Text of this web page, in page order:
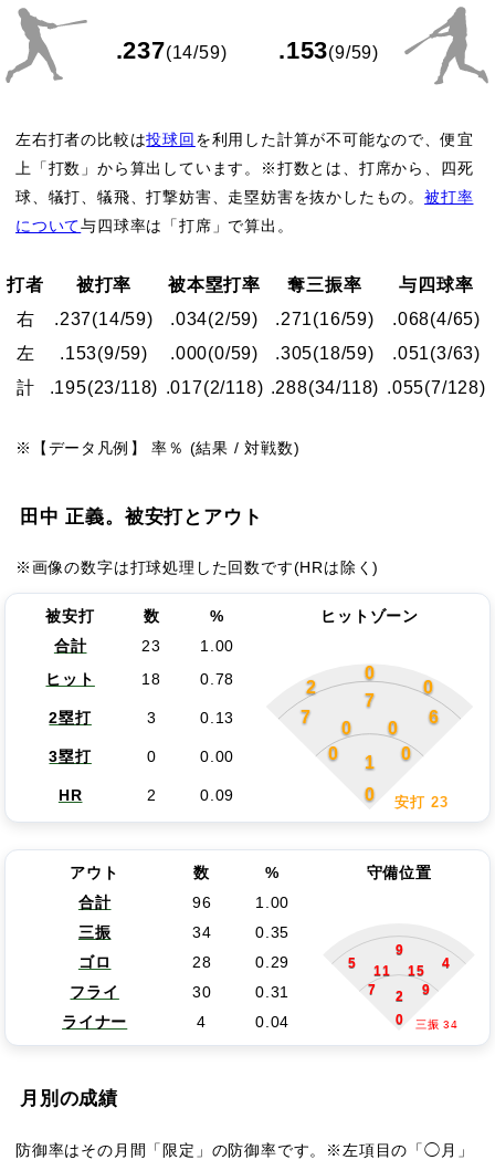
.237(14/59) .153(9/59)
左右打者の比較は投球回 を利用した計算が不可能なので、便宜
上「打数」から算出しています。※打数とは、打席から、四死
球、犠打、犠飛、打撃妨害、走塁妨害を抜かしたもの。被打率
について与四球率は「打席」で算出。
打者 被打率 被本塁打率 奪三振率
与四球率
右
.237(14/59) .034(2/59) .271(16/59) .068(4/65)
左
.153(9/59) .000(0/59) .305(18/59) .051(3/63)
計
.195(23/118) .017(2/118) .288(34/118) .055(7/128)
※【データ凡例】 率％ (結果 / 対戦数)
田中 正義。被安打とアウト
※画像の数字は打球処理した回数です(HRは除く)
被安打 数 %
ヒットゾーン
合計
23
1.00
ヒット
18 0.78 2
0
0
7
7
6
0
0
0
0
1
0
安打 23
2塁打 3 0.13
3塁打 0 0.00
HR 2 0.09
アウト 数 %
守備位置
合計
96
1.00
三振
34 0.35
5
9
4
11
15
7
9
2
0 三振 34
ゴロ 28
0.29
フライ
30
0.31
ライナー
4 0.04
月別の成績
防御率はその月間「限定」の防御率です。※左項目の「◯月」